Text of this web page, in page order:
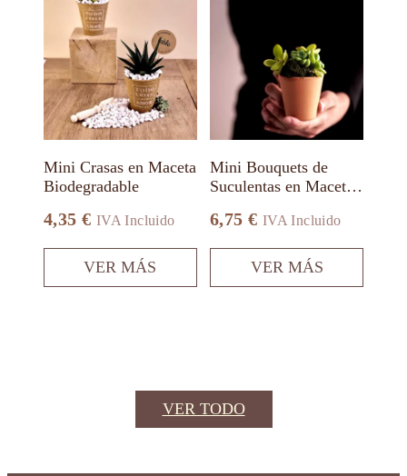
Mini Crasas en Maceta
Biodegradable
4,35 € IVA Incluido
VER MÁS
producto
múltiples
variantes.
Las
opciones
se
pueden
elegir
la
página
producto
Mini Bouquets de
Suculentas en Maceta
6,75€ IVA Incluido
VER MÁS
tiene
múltiples
variantes.
opciones
pueden
elegir
la
página
producto
VER TODO